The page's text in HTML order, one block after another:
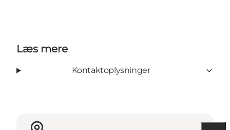
Læs mere
Kontaktoplysninger